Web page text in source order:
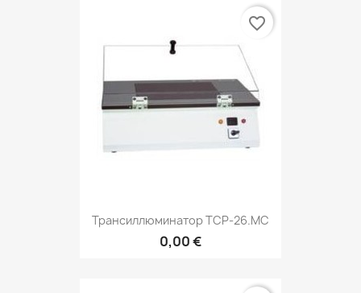
Трансиллюминатор TCP-26.MC
0,00 €
favorite_border